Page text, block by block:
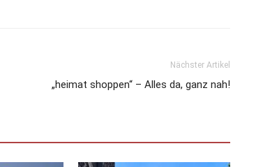
Nächster Artikel
„heimat shoppen“ – Alles da, ganz nah!